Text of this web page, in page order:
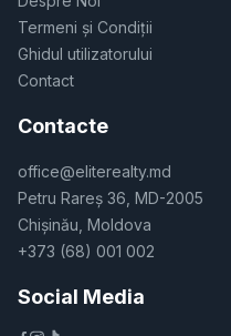
Termeni și Condiții
Ghidul utilizatorului
Contact
Contacte
office@eliterealty.md
Petru Rareș 36, MD-2005
Chișinău, Moldova
+373 (68) 001 002
Social Media